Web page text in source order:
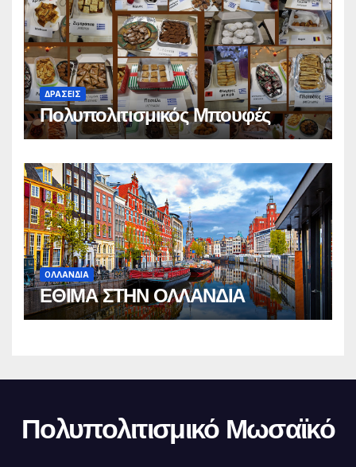
ΔΡΑΣΕΙΣ
Πολυπολιτισμικός Μπουφές
ΟΛΛΑΝΔΙΑ
ΕΘΙΜΑ ΣΤΗΝ ΟΛΛΑΝΔΙΑ
Πολυπολιτισμικό Μωσαϊκό